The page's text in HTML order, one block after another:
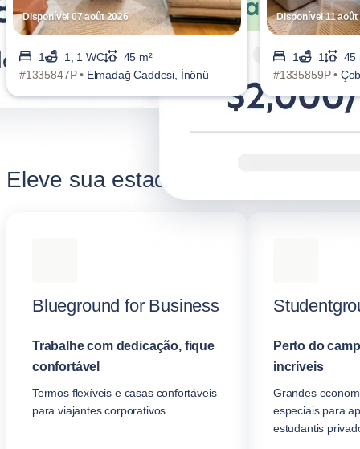
Disponível 07 août 2026
1 1, 1 WC
45 m²
#1335847P • Elmadağ Caddesi, İnönü
Disponível 11 août
1 1
45
#1335859P •
Eleve sua estadia em Şişli
Blueground for Business
Trabalhe com dedicação, fique
confortável
Termos flexíveis e casas confortáveis
para viajantes corporativos.
Perto do
incríveis
Grandes
especiais para
estudantis